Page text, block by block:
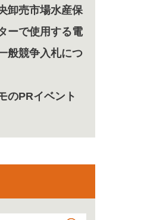
卸売市場水産保
ーで使用する電
般競争入札につ
のPRイベント